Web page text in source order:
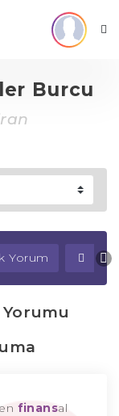
Burcu
Yorum
finansal